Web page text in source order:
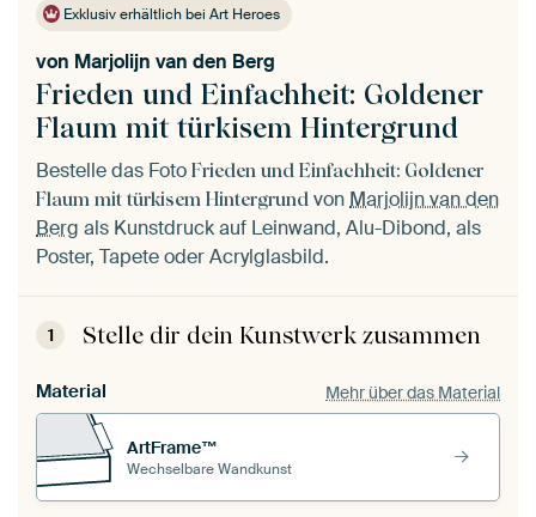
Exklusiv erhältlich bei Art Heroes
Frieden und Einfachheit: Goldener
Flaum mit türkisem Hintergrund
von Marjolijn van den Berg
Bestelle das Foto Frieden und Einfachheit: Goldener
Flaum mit türkisem Hintergrund vonMarjolijn van den
Berg als Kunstdruck auf Leinwand, Alu-Dibond, als
Poster, Tapete oder Acrylglasbild.
1 Stelle dir dein Kunstwerk zusammen
Material Mehr über das Material
ArtFrame™
Wechselbare Wandkunst